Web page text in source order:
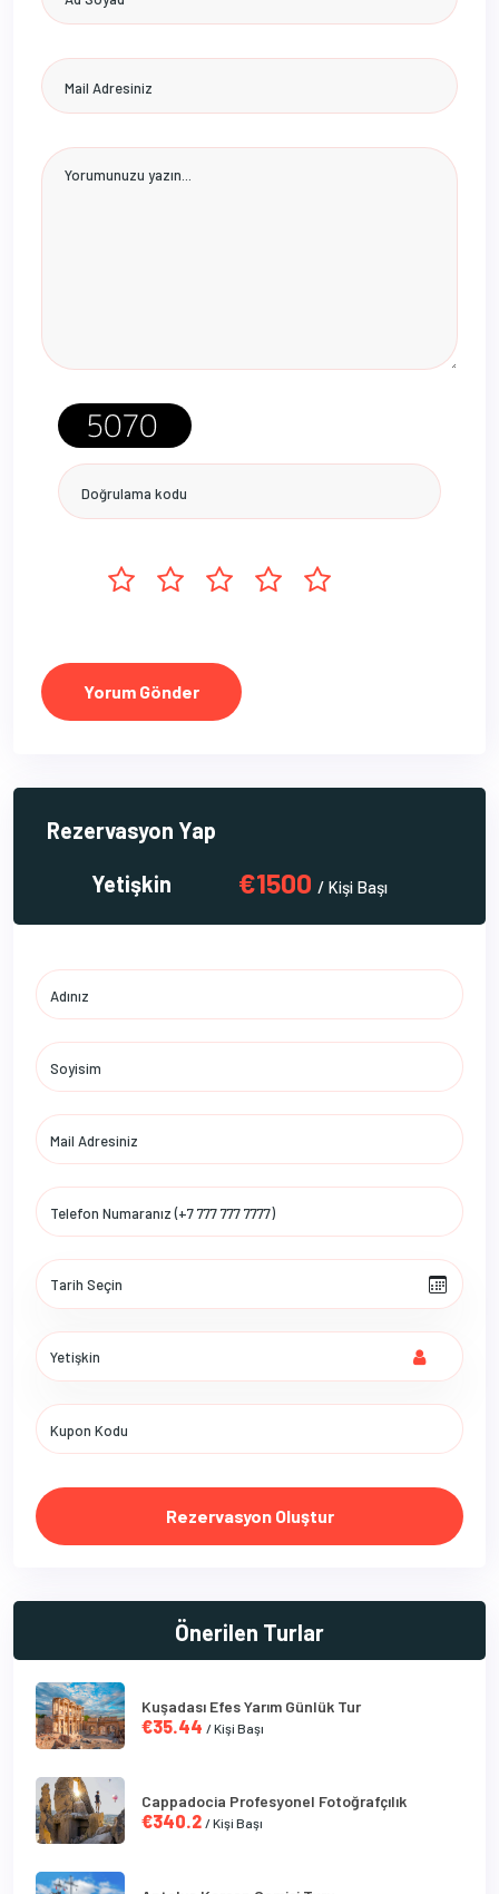
Yorum Gönder
Rezervasyon Yap
Yetişkin
€1500 / Kişi Başı
Rezervasyon Oluştur
Önerilen Turlar
Kuşadası Efes Yarım Günlük Tur
€35.44 / Kişi Başı
Cappadocia Profesyonel Fotoğrafçılık
€340.2 / Kişi Başı